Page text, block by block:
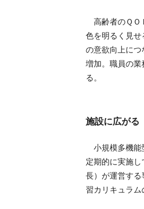
高齢者のＱＯ
色を明るく見
の意欲向上に
増加。職員の
る。
施設に広がる
小規模多機能
定期的に実施
長）が運営す
習カリキュラム